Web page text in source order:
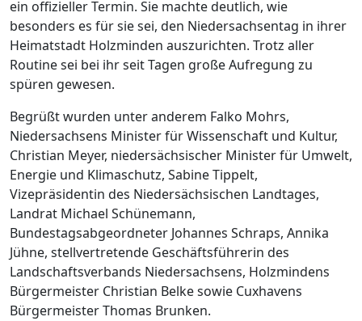
ein offizieller Termin. Sie machte deutlich, wie
besonders es für sie sei, den Niedersachsentag in ihrer
Heimatstadt Holzminden auszurichten. Trotz aller
Routine sei bei ihr seit Tagen große Aufregung zu
spüren gewesen.
Begrüßt wurden unter anderem Falko Mohrs,
Niedersachsens Minister für Wissenschaft und Kultur,
Christian Meyer, niedersächsischer Minister für Umwelt,
Energie und Klimaschutz, Sabine Tippelt,
Vizepräsidentin des Niedersächsischen Landtages,
Landrat Michael Schünemann,
Bundestagsabgeordneter Johannes Schraps, Annika
Jühne, stellvertretende Geschäftsführerin des
Landschaftsverbands Niedersachsens, Holzmindens
Bürgermeister Christian Belke sowie Cuxhavens
Bürgermeister Thomas Brunken.